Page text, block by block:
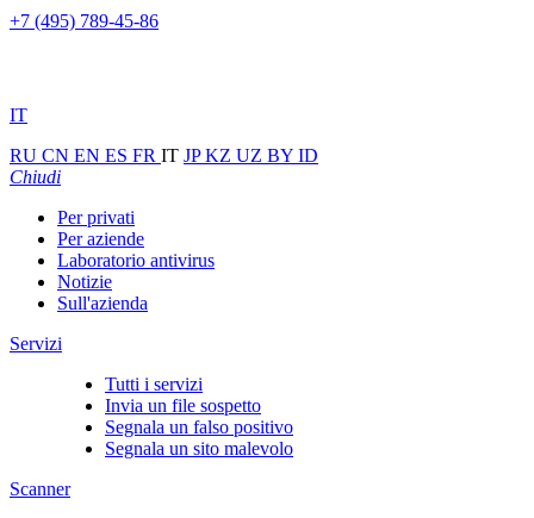
+7 (495) 789-45-86
IT
RU CN EN ES FR IT JPKZ UZ BY ID
Chiudi
Per privati
Per aziende
Laboratorio antivirus
Notizie
Sull'azienda
Servizi
Tutti i servizi
Invia un file sospetto
Segnala un falso positivo
Segnala un sito malevolo
Scanner